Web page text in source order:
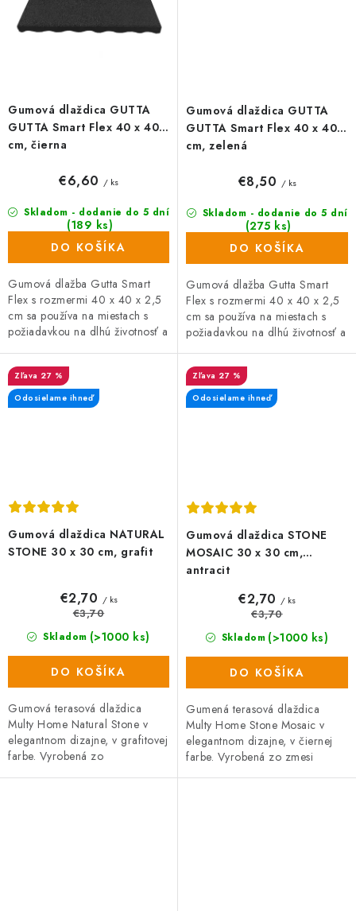
Gumová dlaždica GUTTA
GUTTA Smart Flex 40 x 40
cm, čierna
Skladom - dodanie do 5 dní
(189 ks)
€6,60 / ks
DO KOŠÍKA
Gumová dlažba Gutta Smart
Flex s rozmermi 40 x 40 x 2,5
cm sa používa na miestach s
požiadavkou na dlhú životnosť a
doplnkom pre detské...
Gumová dlaždica GUTTA
GUTTA Smart Flex 40 x 40
cm, zelená
Skladom - dodanie do 5 dní
(275 ks)
€8,50 / ks
DO KOŠÍKA
Gumová dlažba Gutta Smart
Flex s rozmermi 40 x 40 x 2,5
cm sa používa na miestach s
požiadavkou na dlhú životnosť a
doplnkom pre detské...
Gumová dlaždica NATURAL
STONE 30 x 30 cm, grafit
27 %
Odosielame ihneď
Skladom (>1000 ks)
€2,70 / ks
€3,70
DO KOŠÍKA
Gumová terasová dlaždica
Multy Home Natural Stone v
elegantnom dizajne, v grafitovej
farbe. Vyrobená zo
Gumová dlaždica STONE
MOSAIC 30 x 30 cm,
antracit
27 %
Odosielame ihneď
Skladom (>1000 ks)
€2,70 / ks
€3,70
DO KOŠÍKA
Gumená terasová dlaždica
Multy Home Stone Mosaic v
elegantnom dizajne, v čiernej
farbe. Vyrobená zo zmesi